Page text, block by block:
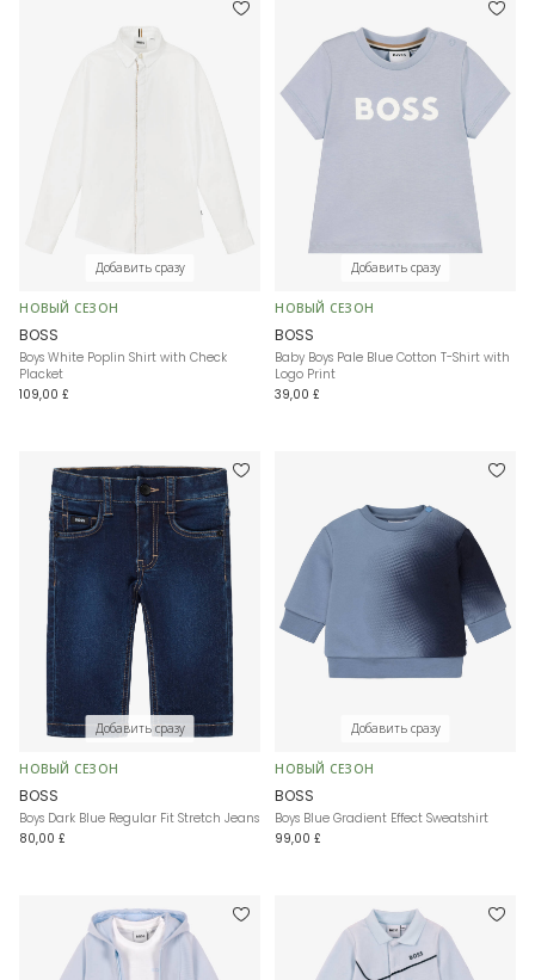
Добавить сразу
НОВЫЙ СЕЗОН
BOSS
Boys White Poplin Shirt with Check
Placket
109,00 £
Добавить сразу
НОВЫЙ СЕЗОН
BOSS
Baby Boys Pale Blue Cotton T-Shirt with
Logo Print
39,00 £
Добавить сразу
НОВЫЙ СЕЗОН
BOSS
Boys Dark Blue Regular Fit Stretch Jeans
80,00 £
Добавить сразу
НОВЫЙ СЕЗОН
BOSS
Boys Blue Gradient Effect Sweatshirt
99,00 £